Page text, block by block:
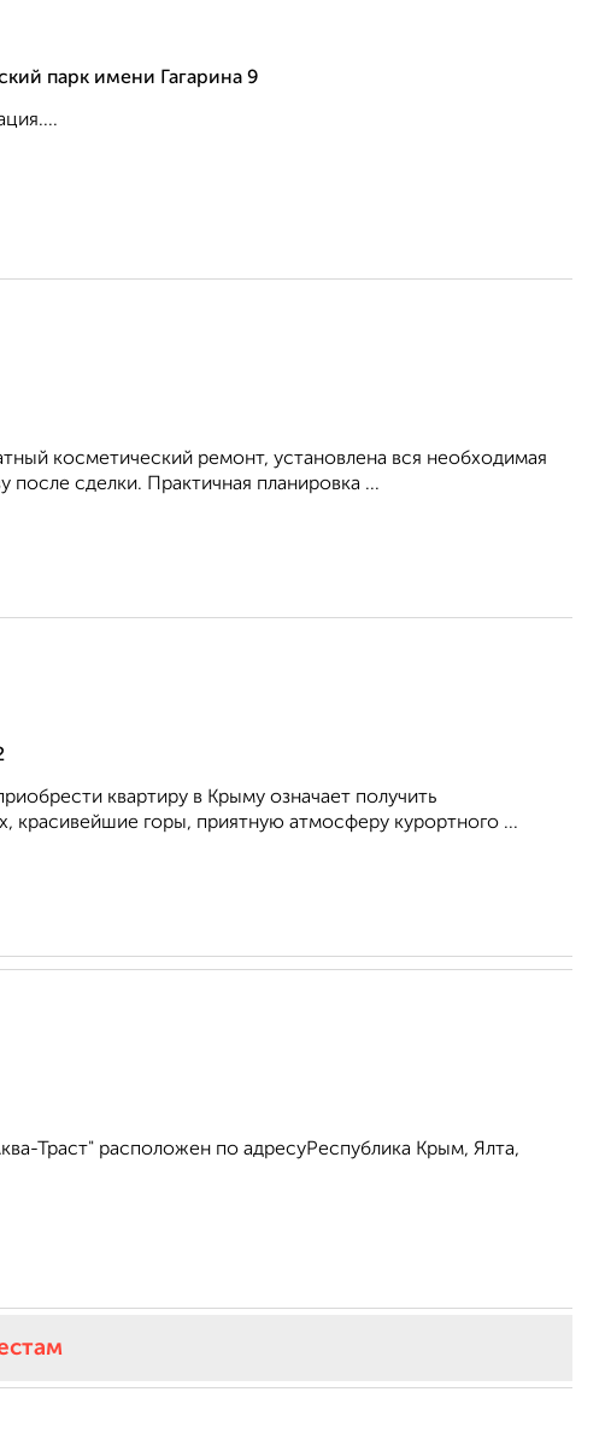
парк имени Гагарина 9
косметический ремонт, установлена вся необходимая
после сделки. Практичная планировка ...
квартиру в Крыму означает получить
красивейшие горы, приятную атмосферу курортного ...
Траст" расположен по адресуРеспублика Крым, Ялта,